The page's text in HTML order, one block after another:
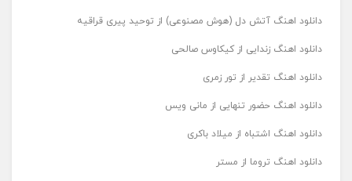
دانلود اهنگ آتش دل (هوش مصنوعی) از توحید پیری قراقیه
دانلود اهنگ زندایی از کیکاوس صالحی
دانلود اهنگ تقدیر از تور زمری
دانلود اهنگ حضور تنهایی از مانی ویس
دانلود اهنگ اشتباه از میلاد باکری
دانلود اهنگ تروما از مستر